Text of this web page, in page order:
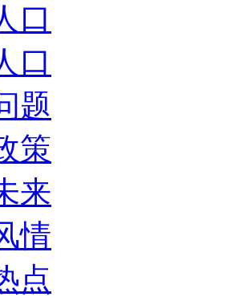
口
口
题
策
来
情
点